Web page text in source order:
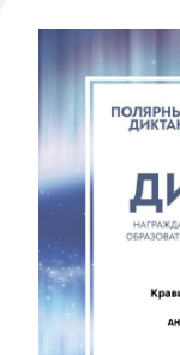
студия
служба